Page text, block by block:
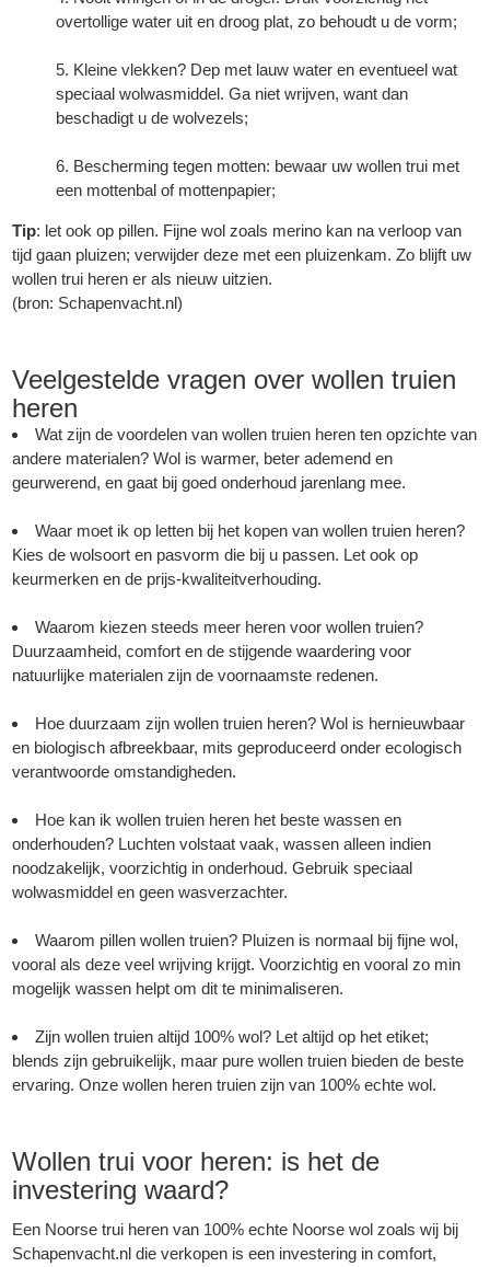
overtollige water uit en droog plat, zo behoudt u de vorm;
Kleine vlekken? Dep met lauw water en eventueel wat
speciaal wolwasmiddel. Ga niet wrijven, want dan
beschadigt u de wolvezels;
Bescherming tegen motten: bewaar uw wollen trui met
een mottenbal of mottenpapier;
Tip: let ook op pillen. Fijne wol zoals merino kan na verloop van
tijd gaan pluizen; verwijder deze met een pluizenkam. Zo blijft uw
wollen trui heren er als nieuw uitzien.
(bron: Schapenvacht.nl)
Veelgestelde vragen over wollen truien
heren
Wat zijn de voordelen van wollen truien heren ten opzichte van
andere materialen? Wol is warmer, beter ademend en
geurwerend, en gaat bij goed onderhoud jarenlang mee.
Waar moet ik op letten bij het kopen van wollen truien heren?
Kies de wolsoort en pasvorm die bij u passen. Let ook op
keurmerken en de prijs-kwaliteitverhouding.
Waarom kiezen steeds meer heren voor wollen truien?
Duurzaamheid, comfort en de stijgende waardering voor
natuurlijke materialen zijn de voornaamste redenen.
Hoe duurzaam zijn wollen truien heren? Wol is hernieuwbaar
en biologisch afbreekbaar, mits geproduceerd onder ecologisch
verantwoorde omstandigheden.
Hoe kan ik wollen truien heren het beste wassen en
onderhouden? Luchten volstaat vaak, wassen alleen indien
noodzakelijk, voorzichtig in onderhoud. Gebruik speciaal
wolwasmiddel en geen wasverzachter.
Waarom pillen wollen truien? Pluizen is normaal bij fijne wol,
vooral als deze veel wrijving krijgt. Voorzichtig en vooral zo min
mogelijk wassen helpt om dit te minimaliseren.
Zijn wollen truien altijd 100% wol? Let altijd op het etiket;
blends zijn gebruikelijk, maar pure wollen truien bieden de beste
ervaring. Onze wollen heren truien zijn van 100% echte wol.
Wollen trui voor heren: is het de
investering waard?
Een Noorse trui heren van 100% echte Noorse wol zoals wij bij
Schapenvacht.nl die verkopen is een investering in comfort,